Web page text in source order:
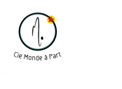
au
contenu